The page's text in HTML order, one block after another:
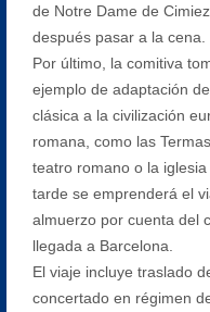
de Notre Dame de
después pasar a la cena.
Por último, la comitiva
ejemplo de adaptación
clásica a la civilización
romana, como las
teatro romano o la
tarde se emprenderá el
almuerzo por cuenta del
llegada a Barcelona.
El viaje incluye traslado
concertado en régimen